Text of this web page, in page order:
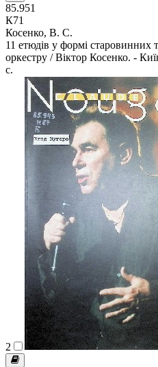
85.951
К71
Косенко, В. С.
11 етюдів у формі старовинних
оркестру / Віктор Косенко. -
с.
2